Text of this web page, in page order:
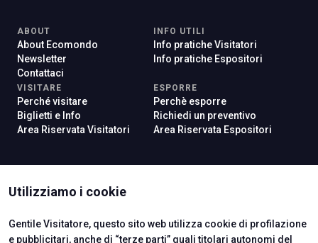
Utilizziamo i cookie
Gentile Visitatore, questo sito web utilizza cookie di profilazione
e pubblicitari, anche di “terze parti” quali titolari autonomi del
ABOUT
About Ecomondo
Newsletter
Contattaci
INFO UTILI
Info pratiche Visitatori
Info pratiche Espositori
VISITARE
Perché visitare
Biglietti e Info
Area Riservata Visitatori
ESPORRE
Perchè esporre
Richiedi un preventivo
Area Riservata Espositori
ISTITUTI CERTIFICATORI